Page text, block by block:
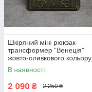
Шкіряний міні рюкзак-
трансформер "Венеція"
жовто-оливкового кольору,
17х19х7 см
В наявності
2 090 ₴ 2 250 ₴